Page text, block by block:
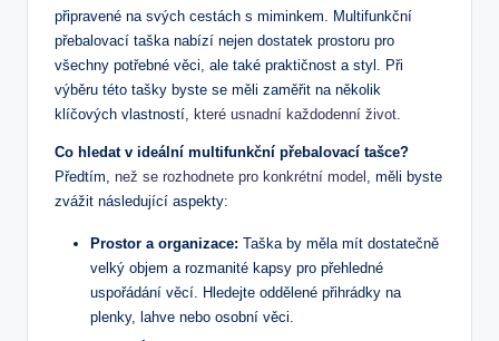
připravené na svých cestách s miminkem. Multifunkční
přebalovací taška ⁣nabízí nejen ⁣dostatek prostoru pro‍
všechny potřebné věci, ale také praktičnost a styl. Při⁢
výběru‍ této tašky byste se měli zaměřit na několik⁣
klíčových vlastností, které usnadní každodenní život
Co hledat v‌ ideální multifunkční přebalovací tašce?
Předtím, než se rozhodnete pro konkrétní model , měli byste
zvážit následující aspekty:
Prostor a organizace: Taška by měla mít dostatečně
velký‍ objem a rozmanité kapsy pro přehledné
uspořádání věcí.⁢ Hledejte oddělené ‍přihrádky na
plenky, lahve nebo ​osobní věci.